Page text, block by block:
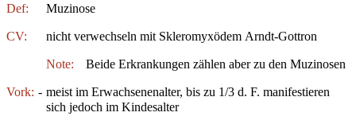
Def: Muzinose
CV: nicht verwechseln mit Skleromyxödem Arndt-Gottron
Note: Beide Erkrankungen zählen aber zu den Muzinosen
Vork: - meist im Erwachsenenalter, bis zu 1/3 d. F. manifestieren
sich jedoch im Kindesalter